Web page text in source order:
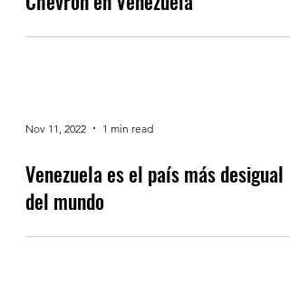
Nov 11, 2022 1 min read
Venezuela es el país más desigual
del mundo